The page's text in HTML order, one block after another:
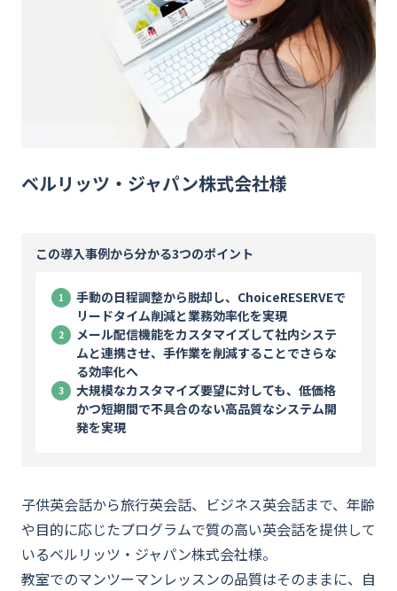
ご利用の流れ お役立ち情報
資料ダウンロード
お問い合わせ
ベルリッツ・ジャパン株式会社様
この導入事例から分かる3つのポイント
手動の日程調整から脱却し、ChoiceRESERVEで
リードタイム削減と業務効率化を実現
メール配信機能をカスタマイズして社内システ
ムと連携させ、手作業を削減することでさらな
る効率化へ
大規模なカスタマイズ要望に対しても、低価格
かつ短期間で不具合のない高品質なシステム開
発を実現
子供英会話から旅行英会話、ビジネス英会話まで、年齢
や目的に応じたプログラムで質の高い英会話を提供して
いるベルリッツ・ジャパン株式会社様。
教室でのマンツーマンレッスンの品質はそのままに、自